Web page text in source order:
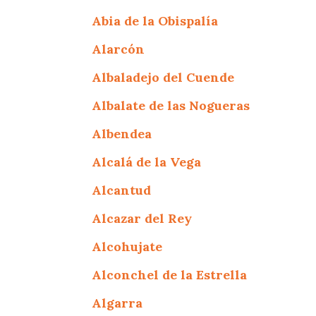
Abia de la Obispalía
Alarcón
Albaladejo del Cuende
Albalate de las Nogueras
Albendea
Alcalá de la Vega
Alcantud
Alcazar del Rey
Alcohujate
Alconchel de la Estrella
Algarra